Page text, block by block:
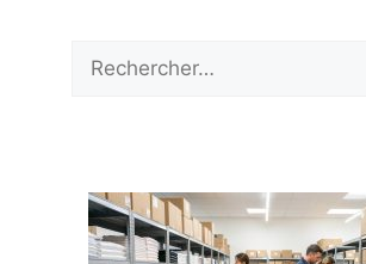
Rechercher :